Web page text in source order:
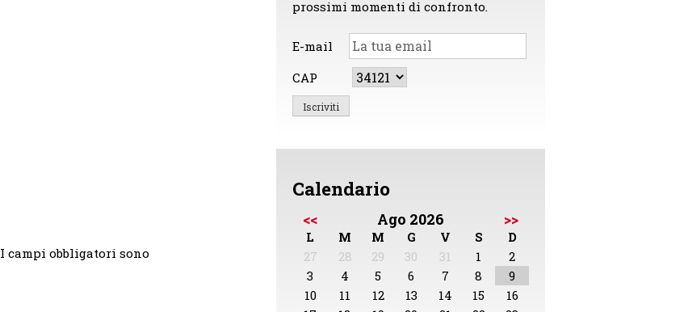
I campi obbligatori sono
prossimi momenti di confronto.
E-mail
CAP
Calendario
<< Ago 2026 >>
L M M G V S
D
27
28 29 30 31 1
2
3
4 5 6 7 8
9
10
11 12 13 14 15
16